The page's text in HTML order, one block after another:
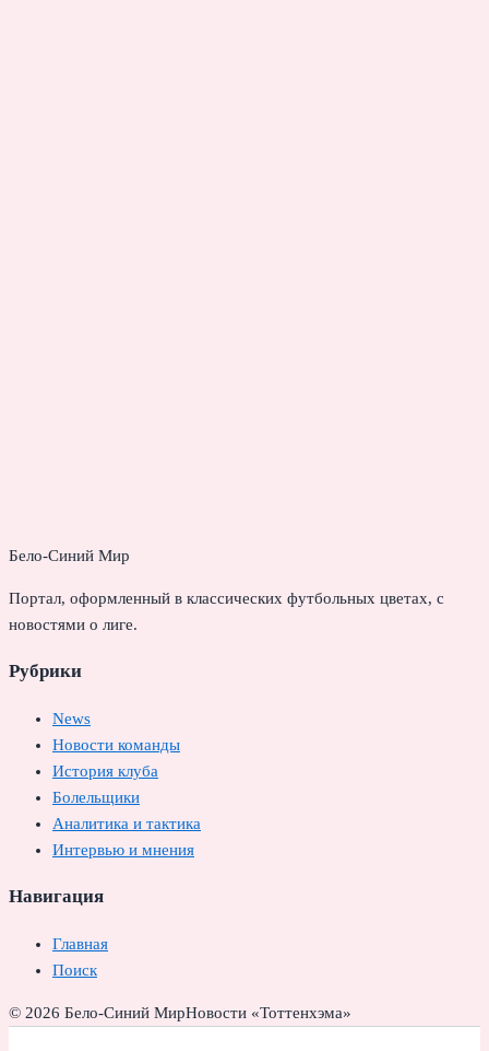
Бело-Синий Мир
Портал, оформленный в классических футбольных цветах, с
новостями о лиге.
Рубрики
News
Новости команды
История клуба
Болельщики
Аналитика и тактика
Интервью и мнения
Навигация
Главная
Поиск
© 2026 Бело-Синий МирНовости «Тоттенхэма»